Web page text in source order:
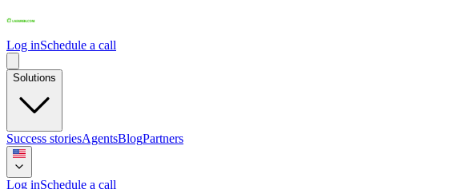
Log inSchedule a call
Solutions
Success storiesAgentsBlogPartners
Log inSchedule a call